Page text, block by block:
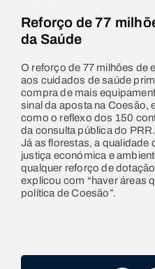
Reforço de 77
da Saúde
O reforço de 77 milhões de
aos cuidados de saúde
compra de mais
sinal da aposta na Coesão,
como o reflexo dos 150
da consulta pública do PRR.
Já as florestas, a qualidade
justiça económica e
qualquer reforço de
explicou com “haver áreas
política de Coesão”.